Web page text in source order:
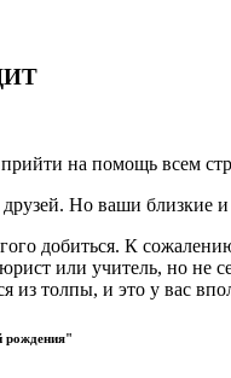
на помощь всем
друзей. Но ваши
добиться. К
или учитель, но не
из толпы, и это у вас
рождения"